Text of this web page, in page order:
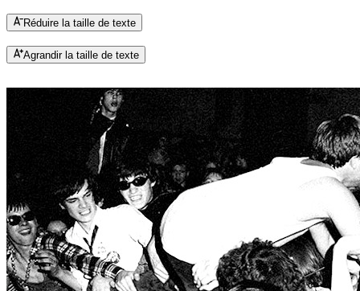
Réduire la taille de texte
Agrandir la taille de texte